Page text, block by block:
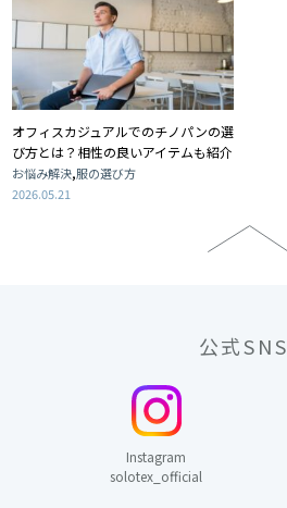
オフィスカジュアルでのチノパンの選
び方とは？相性の良いアイテムも紹介
お悩み解決,服の選び方
2026.05.21
公式SNS
Instagram
solotex_official